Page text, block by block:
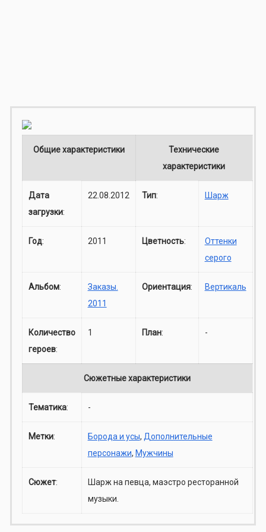
Общие характеристики
Технические
характеристики
Дата
загрузки:
22.08.2012 Тип: Шарж
Год: 2011 Цветность:
Оттенки
серого
Альбом:
Заказы.
2011
Ориентация: Вертикаль
Количество
героев:
1 План: -
Сюжетные характеристики
Тематика: -
Метки: Борода и усы, Дополнительные
персонажи, Мужчины
Сюжет:
Шарж на певца, маэстро ресторанной
музыки.